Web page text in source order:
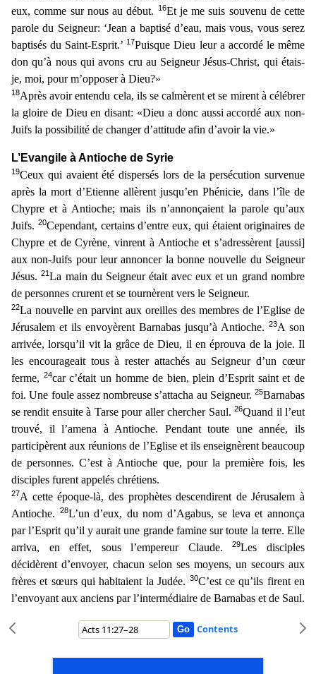
eux, comme sur nous au début.
16Et je me suis souvenu de cette
parole du Seigneur: ‘Jean a baptisé d’eau, mais vous, vous serez
baptisés du Saint-Esprit.’17Puisque Dieu leur a accordé le même
don qu’à nous qui avons cru au Seigneur Jésus-Christ, qui étais-
je, moi, pour m’opposer à Dieu?»
18Après avoir entendu cela, ils se calmèrent et se mirent à célébrer
la gloire de Dieu en disant: «Dieu a donc aussi accordé aux non-
Juifs la possibilité de changer d’attitude afin d’avoir la vie.»
L’Evangile à Antioche de Syrie
19Ceux qui avaient été dispersés lors de la persécution survenue
après la mort d’Etienne allèrent jusqu’en Phénicie, dans l’île de
Chypre et à Antioche; mais ils n’annonçaient la parole qu’aux
Juifs. 20Cependant, certains d’entre eux, qui étaient originaires de
Chypre et de Cyrène, vinrent à Antioche et s’adressèrent [aussi]
aux non-Juifs pour leur annoncer la bonne nouvelle du Seigneur
Jésus.21La main du Seigneur était avec eux et un grand nombre
de personnes crurent et se tournèrent vers le Seigneur.
22La nouvelle en parvint aux oreilles des membres de l’Eglise de
Jérusalem et ils envoyèrent Barnabas jusqu’à Antioche. 23A son
arrivée, lorsqu’il vit la grâce de Dieu, il en éprouva de la joie. Il
les encourageait tous à rester attachésau Seigneur d’un cœur
ferme, 24car c’était un homme de bien, plein d’Esprit saint et de
foi. Une foule assez nombreuse s’attacha au Seigneur. 25Barnabas
se rendit ensuite à Tarse pour aller chercher Saul.26Quand il l’eut
trouvé, il l’amena à Antioche. Pendant toute une année, ils
participèrent aux réunions de l’Eglise et ils enseignèrent beaucoup
de personnes. C’est à Antioche que, pour la première fois, les
disciples furent appelés chrétiens.
27A cette époque-là, des prophètes descendirent de Jérusalem à
Antioche.
28L’un d’eux, du nom d’Agabus, se leva et annonça
par l’Esprit qu’il y aurait une grande famine sur toute la terre. Elle
arriva, en effet, sous l’empereur Claude.29Les disciples
décidèrent d’envoyer, chacun selon ses moyens, un secours aux
frères et sœurs qui habitaient la Judée. 30C’est ce qu’ils firent en
l’envoyant aux anciens par l’intermédiaire de Barnabas et de Saul.
Contents